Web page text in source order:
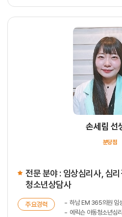
손세림 선
분당점
전문 분야 : 임상심리사, 심
청소년상담사
주요경력
하남 EM 365의원 임
에릭슨 아동청소년심